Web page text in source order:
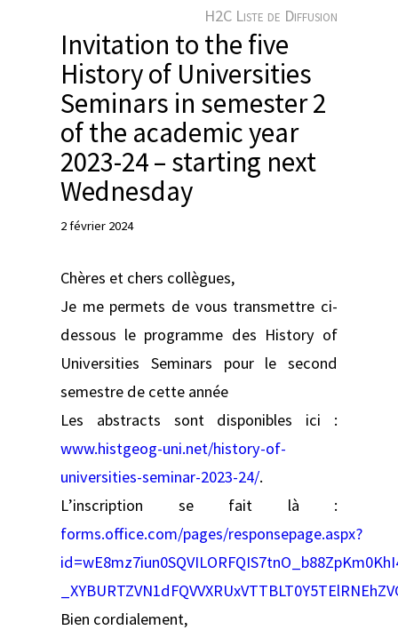
H2C Liste de Diffusion
Invitation to the five
History of Universities
Seminars in semester 2
of the academic year
2023-24 – starting next
Wednesday
2 février 2024
Chères et chers collègues,
Je me permets de vous transmettre ci-
dessous le programme des History of
Universities Seminars pour le second
semestre de cette année
Les abstracts sont disponibles ici :
www.histgeog-uni.net/history-of-
universities-seminar-2023-24/.
L’inscription se fait là :
forms.office.com/pages/responsepage.aspx?
Bien cordialement,